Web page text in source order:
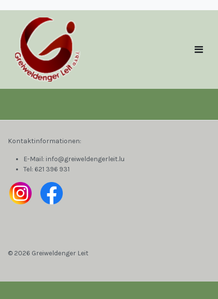
Kontaktinformationen:
E-Mail: info@greiweldengerleit.lu
Tel: 621 396 931
© 2026 Greiweldenger Leit